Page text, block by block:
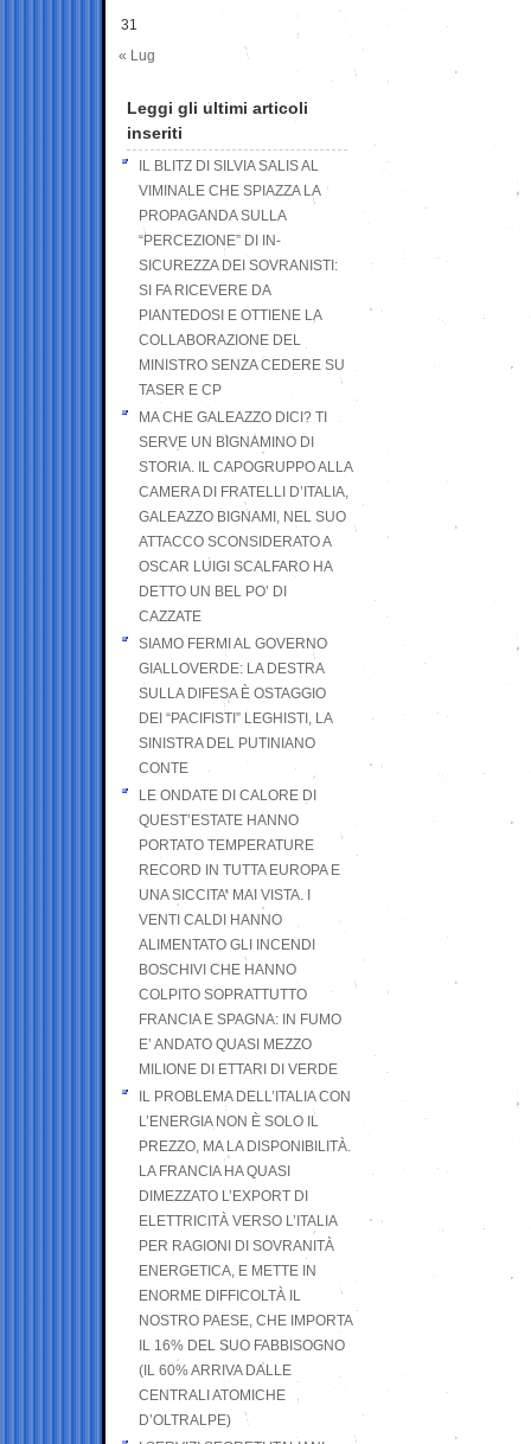
31
« Lug
Leggi gli ultimi articoli
inseriti
IL BLITZ DI SILVIA SALIS AL
VIMINALE CHE SPIAZZA LA
PROPAGANDA SULLA
“PERCEZIONE” DI IN-
SICUREZZA DEI SOVRANISTI:
SI FA RICEVERE DA
PIANTEDOSI E OTTIENE LA
COLLABORAZIONE DEL
MINISTRO SENZA CEDERE SU
TASER E CP
MA CHE GALEAZZO DICI? TI
SERVE UN BIGNAMINO DI
STORIA. IL CAPOGRUPPO ALLA
CAMERA DI FRATELLI D’ITALIA,
GALEAZZO BIGNAMI, NEL SUO
ATTACCO SCONSIDERATO A
OSCAR LUIGI SCALFARO HA
DETTO UN BEL PO’ DI
CAZZATE
SIAMO FERMI AL GOVERNO
GIALLOVERDE: LA DESTRA
SULLA DIFESA È OSTAGGIO
DEI “PACIFISTI” LEGHISTI, LA
SINISTRA DEL PUTINIANO
CONTE
LE ONDATE DI CALORE DI
QUEST’ESTATE HANNO
PORTATO TEMPERATURE
RECORD IN TUTTA EUROPA E
UNA SICCITA’ MAI VISTA. I
VENTI CALDI HANNO
ALIMENTATO GLI INCENDI
BOSCHIVI CHE HANNO
COLPITO SOPRATTUTTO
FRANCIA E SPAGNA: IN FUMO
E’ ANDATO QUASI MEZZO
MILIONE DI ETTARI DI VERDE
IL PROBLEMA DELL’ITALIA CON
L’ENERGIA NON È SOLO IL
PREZZO, MA LA DISPONIBILITÀ.
LA FRANCIA HA QUASI
DIMEZZATO L’EXPORT DI
ELETTRICITÀ VERSO L’ITALIA
PER RAGIONI DI SOVRANITÀ
ENERGETICA, E METTE IN
ENORME DIFFICOLTÀ IL
NOSTRO PAESE, CHE IMPORTA
IL 16% DEL SUO FABBISOGNO
(IL 60% ARRIVA DALLE
CENTRALI ATOMICHE
D’OLTRALPE)